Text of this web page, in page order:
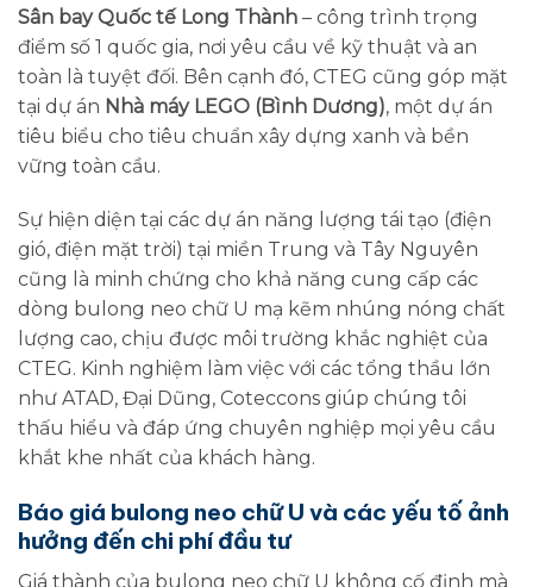
Sân bay Quốc tế Long Thành – công trình trọng
điểm số 1 quốc gia, nơi yêu cầu về kỹ thuật và an
toàn là tuyệt đối. Bên cạnh đó, CTEG cũng góp mặt
tại dự án Nhà máy LEGO (Bình Dương), một dự án
tiêu biểu cho tiêu chuẩn xây dựng xanh và bền
vững toàn cầu.
Sự hiện diện tại các dự án năng lượng tái tạo (điện
gió, điện mặt trời) tại miền Trung và Tây Nguyên
cũng là minh chứng cho khả năng cung cấp các
dòng bulong neo chữ U mạ kẽm nhúng nóng chất
lượng cao, chịu được môi trường khắc nghiệt của
CTEG. Kinh nghiệm làm việc với các tổng thầu lớn
như ATAD, Đại Dũng, Coteccons giúp chúng tôi
thấu hiểu và đáp ứng chuyên nghiệp mọi yêu cầu
khắt khe nhất của khách hàng.
Báo giá bulong neo chữ U và các yếu tố ảnh
hưởng đến chi phí đầu tư
Giá thành của bulong neo chữ U không cố định mà